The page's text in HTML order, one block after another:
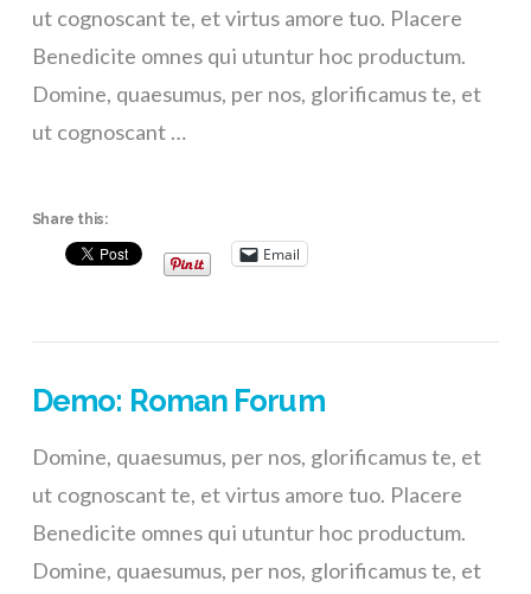
ut cognoscant te, et virtus amore tuo. Placere
Benedicite omnes qui utuntur hoc productum.
Domine, quaesumus, per nos, glorificamus te, et
ut cognoscant …
Share this:
Email
Demo: Roman Forum
Domine, quaesumus, per nos, glorificamus te, et
ut cognoscant te, et virtus amore tuo. Placere
Benedicite omnes qui utuntur hoc productum.
Domine, quaesumus, per nos, glorificamus te, et